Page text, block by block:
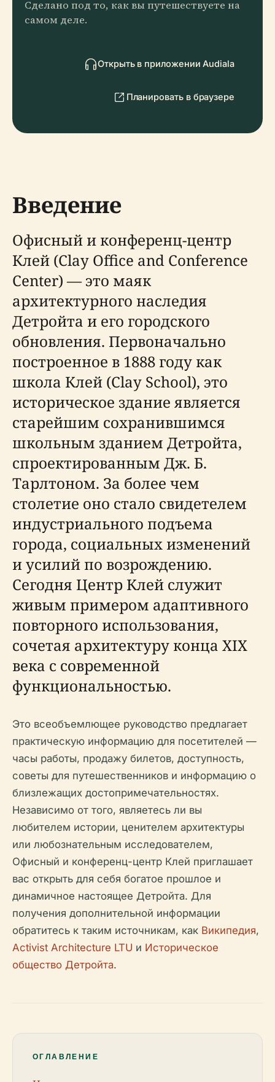
Сделано под то, как вы путешествуете на
самом деле.
Открыть в приложении Audiala
Планировать в браузере
Введение
Офисный и конференц-центр
Клей (Clay Office and Conference
Center) — это маяк
архитектурного наследия
Детройта и его городского
обновления. Первоначально
построенное в 1888 году как
школа Клей (Clay School), это
историческое здание является
старейшим сохранившимся
школьным зданием Детройта,
спроектированным Дж. Б.
Тарлтоном. За более чем
столетие оно стало свидетелем
индустриального подъема
города, социальных изменений
и усилий по возрождению.
Сегодня Центр Клей служит
живым примером адаптивного
повторного использования,
сочетая архитектуру конца XIX
века с современной
функциональностью.
Это всеобъемлющее руководство предлагает
практическую информацию для посетителей —
часы работы, продажу билетов, доступность,
советы для путешественников и информацию о
близлежащих достопримечательностях.
Независимо от того, являетесь ли вы
любителем истории, ценителем архитектуры
или любознательным исследователем,
Офисный и конференц-центр Клей приглашает
вас открыть для себя богатое прошлое и
динамичное настоящее Детройта. Для
получения дополнительной информации
обратитесь к таким источникам, как Википедия,
Activist Architecture LTU и Историческое
общество Детройта.
ОГЛАВЛЕНИЕ